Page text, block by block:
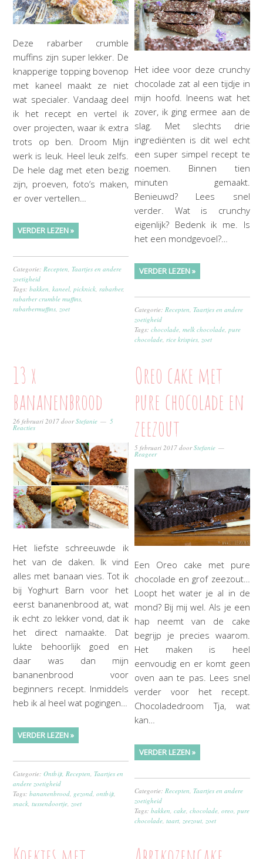
Deze rabarber crumble
muffins zijn super lekker. De
knapperige topping bovenop
met kaneel maakt ze niet
wat specialer. Vandaag deel
ik het recept en vertel ik
over projecten, waar ik extra
trots op ben. Droom Mijn
werk is leuk. Heel leuk zelfs.
De hele dag met eten bezig
zijn, proeven, foto’s maken,
er over vertellen…
VERDER LEZEN »
Categorie: Recepten ,Taartjes en andere
zoetigheid
Tags:bakken ,kaneel ,picknick rabarber,
rabarber crumble muffins
rabarbermuffins zoet
Het idee voor deze crunchy
chocolade zat al een tijdje in
mijn hoofd. Ineens wat het
zover, ik ging ermee aan de
slag. Met slechts drie
ingrediënten is dit wel echt
een super simpel recept te
noemen. Binnen tien
minuten gemaakt.
Benieuwd? Lees snel
verder. Wat is crunchy
eigenlijk? Bedenk ik me. Is
het een mondgevoel?…
VERDER LEZEN »
Categorie: Recepten ,Taartjes en andere
zoetigheid
Tags:chocolade ,melk chocolade ,pure
chocolade rice krispies zoet
13 x
bananenbrood
26 februari 2017 doorStefanie 5
Reacties
Het liefste schreeuwde ik
het van de daken. Ik vind
alles met banaan vies. Tot ik
bij Yoghurt Barn voor het
eerst bananenbrood at, wat
ik echt zo lekker vond, dat ik
het direct namaakte. Dat
lukte behoorlijk goed en
daar was dan mijn
bananenbrood voor
beginners recept. Inmiddels
heb ik al heel wat pogingen…
VERDER LEZEN »
Categorie:Ontbijt Recepten ,Taartjes en
andere zoetigheid
Tags:bananenbrood gezond ,ontbijt
snack ,tussendoortje zoet
Oreo cake met
pure chocolade en
zeezout
5 februari 2017 doorStefanie
Reageer
Een Oreo cake met pure
chocolade en grof zeezout…
Loopt het water je al in de
mond? Bij mij wel. Als je een
hap neemt van de cake
begrijp je precies waarom.
Het maken is heel
eenvoudig en er komt geen
oven aan te pas. Lees snel
verder voor het recept.
Chocoladedroom Tja, wat
kan…
VERDER LEZEN »
Categorie: Recepten ,Taartjes en andere
zoetigheid
Tags:bakken ,cake ,chocolade ,oreo ,pure
chocolade ,taart zeezout zoet